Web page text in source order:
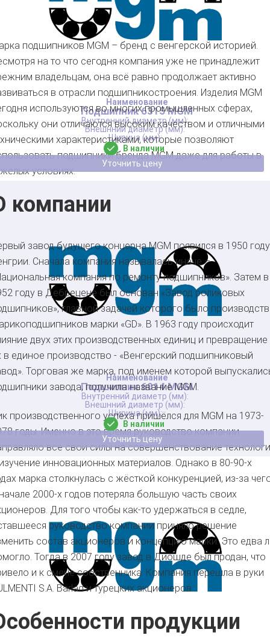
Подшипник 6315 MGM
В наличии
Уточнить цену
Подшипник 6014 MGM
В наличии
Уточнить цену
подшипников MGM – бренд с венгерской историей.
на то что сегодня компания уже не принадлежит
владельцам, она всё равно продолжает активно
в отрасли подшипникостроения. Изделия MGM
используются во многих промышленных сферах,
они отличаются высоким качеством и отличными
характеристиками, которые позволяют
подшипники бренда MGM даже для работы в
условиях.
компании
завод будущего концерна MGM появился в 1950
Сначала компания называлась иначе –
компания по ремонту подшипников». Затем в
году в Дебрецене был основан «Завод роликовых
главной задачей которого было
марки «GD». В 1963 году происходит
двух этих производственных единиц и превращение
в единое производство - «Венгерский подшипниковый
Торговая же марка, под именем которой
завода, получила название MGM.
производственного успеха пришёлся для MGM на 1973-
годы. Именно в это время руководство компании
все свои силы на совершенствование
инновационных материалов. Однако в 80-90-х
марка столкнулась с жёсткой конкуренцией, из-за
2000-х годов потеряла большую часть своих
Для того чтобы как-то удержаться в седле,
руководство компании приняло решение
состав акционеров и концепцию марки. Это едва
Тогда в 2007 году завод в Диошде был продан, что
и к смене собственника. Компания перешла в руки
S.A. Barlad и турецких акционеров.
продукции